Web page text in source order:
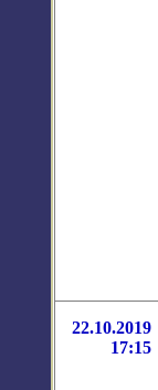
22.10.2019
17:15